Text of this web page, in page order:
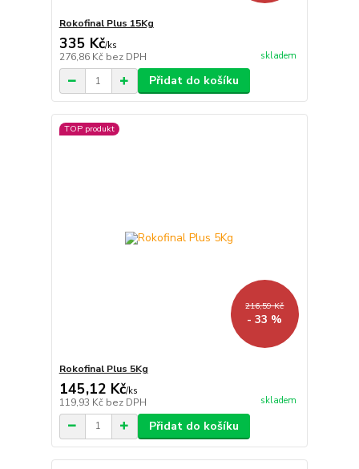
Rokofinal Plus 15Kg
335 Kč/ks
276,86 Kč bez DPH skladem
Přidat do košíku
TOP produkt
216,59 Kč
- 33 %
Rokofinal Plus 5Kg
145,12 Kč/ks
119,93 Kč bez DPH skladem
Přidat do košíku